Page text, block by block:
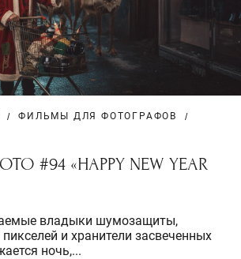
ФИЛЬМЫ ДЛЯ ФОТОГРАФОВ
#94 «HAPPY NEW YEAR
владыки шумозащиты,
и хранители засвеченных
ночь,...